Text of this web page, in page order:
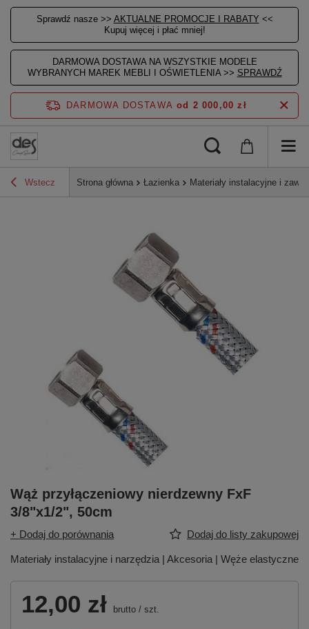
Sprawdź nasze >> AKTUALNE PROMOCJE I RABATY <<
Kupuj więcej i płać mniej!
DARMOWA DOSTAWA NA WSZYSTKIE MODELE
WYBRANYCH MAREK MEBLI I OŚWIETLENIA >> SPRAWDŹ
DARMOWA DOSTAWA od 2 000,00 zł
Wstecz Strona główna Łazienka Materiały instalacyjne i
Wąż przyłączeniowy nierdzewny FxF
3/8"x1/2", 50cm
+ Dodaj do porównania Dodaj do listy zakupowej
Materiały instalacyjne i narzędzia | Akcesoria | Węże elastyczne
12,00 zł brutto / szt.